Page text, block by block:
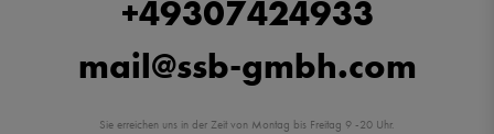
+49307424933
mail@ssb-gmbh.com
Sie erreichen uns in der Zeit von Montag bis Freitag 9 -20 Uhr.